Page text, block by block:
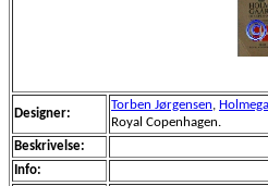
Designer:
Torben Jørgensen,
Royal Copenhagen.
Beskrivelse:
Info: